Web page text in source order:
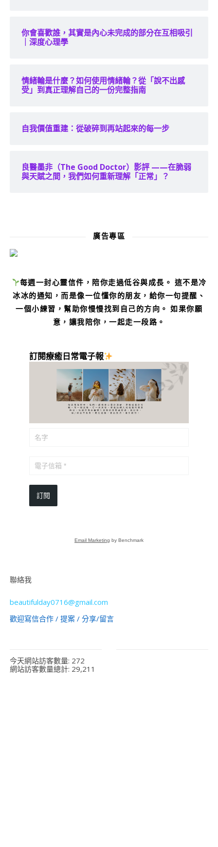
你會喜歡誰，其實是內心未完成的部分在互相吸引
｜深度心理學
情緒輪是什麼？如何使用情緒輪？從「說不出感
受」到真正理解自己的一份完整指南
自我價值重建：從破碎到再站起來的每一步
良醫墨非（The Good Doctor）影評 ——在脆弱
與天賦之間，我們如何重新理解「正常」？
廣告專區
每週一封心靈信件，陪你走過低谷與成長。 這不是冷
冰冰的通知，而是像一位懂你的朋友，給你一句提醒、
一個小練習，幫助你慢慢找到自己的方向。 如果你願
意，讓我陪你，一起走一段路。
訂閱療癒日常電子報
訂閱
Email Marketing by Benchmark
聯絡我
beautifulday0716@gmail.com
歡迎寫信合作 / 提案 / 分享/留言
今天網站訪客數量: 272
網站訪客數量總計: 29,211